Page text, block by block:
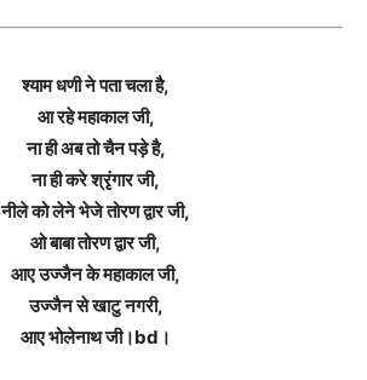
श्याम धणी ने पता चला है,
आ रहे महाकाल जी,
ना ही अब तो चैन पड़े है,
ना ही करे श्रृंगार जी,
नीले को लेने भेजे तोरण द्वार जी,
ओ बाबा तोरण द्वार जी,
आए उज्जैन के महाकाल जी,
उज्जैन से खाटु नगरी,
आए भोलेनाथ जी।bd।